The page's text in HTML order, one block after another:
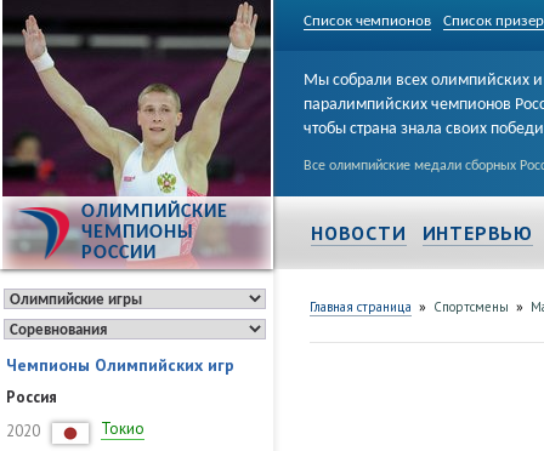
Список чемпионов Список
ОЛИМПИЙСКИЕ
ЧЕМПИОНЫ
РОССИИ
Мы собрали всех олимпийских и
паралимпийских чемпионов
чтобы страна знала своих
Все олимпийские медали сборных
НОВОСТИ ИНТЕРВЬЮ
Чемпионы Олимпийских игр
Россия
2020
Токио
Главная страница » Спортсмены »